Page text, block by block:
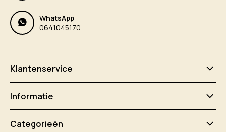
WhatsApp
0641045170
Klantenservice
Informatie
Categorieën